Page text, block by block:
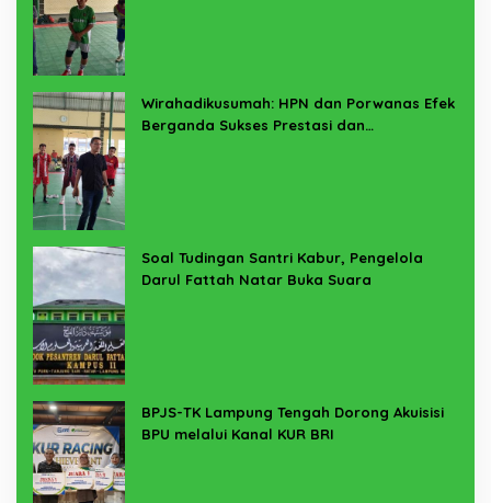
Wirahadikusumah: HPN dan Porwanas Efek
Berganda Sukses Prestasi dan
Soal Tudingan Santri Kabur, Pengelola
Darul Fattah Natar Buka Suara
BPJS-TK Lampung Tengah Dorong Akuisisi
BPU melalui Kanal KUR BRI